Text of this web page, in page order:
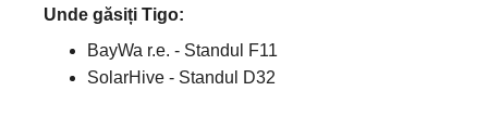
Unde găsiți Tigo:
BayWa r.e. - Standul F11
SolarHive - Standul D32